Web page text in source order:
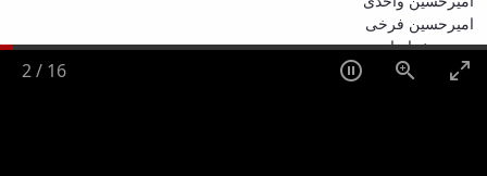
امیرحسین فرخی
حسین خراسانی
2/ 16